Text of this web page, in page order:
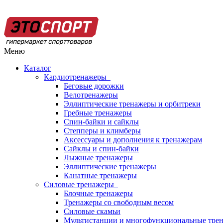
Меню
Каталог
Кардиотренажеры
Беговые дорожки
Велотренажеры
Эллиптические тренажеры и орбитреки
Гребные тренажеры
Спин-байки и сайклы
Степперы и климберы
Аксессуары и дополнения к тренажерам
Сайклы и спин-байки
Лыжные тренажеры
Эллиптические тренажеры
Канатные тренажеры
Силовые тренажеры
Блочные тренажеры
Тренажеры со свободным весом
Силовые скамьи
Мультистанции и многофункциональные